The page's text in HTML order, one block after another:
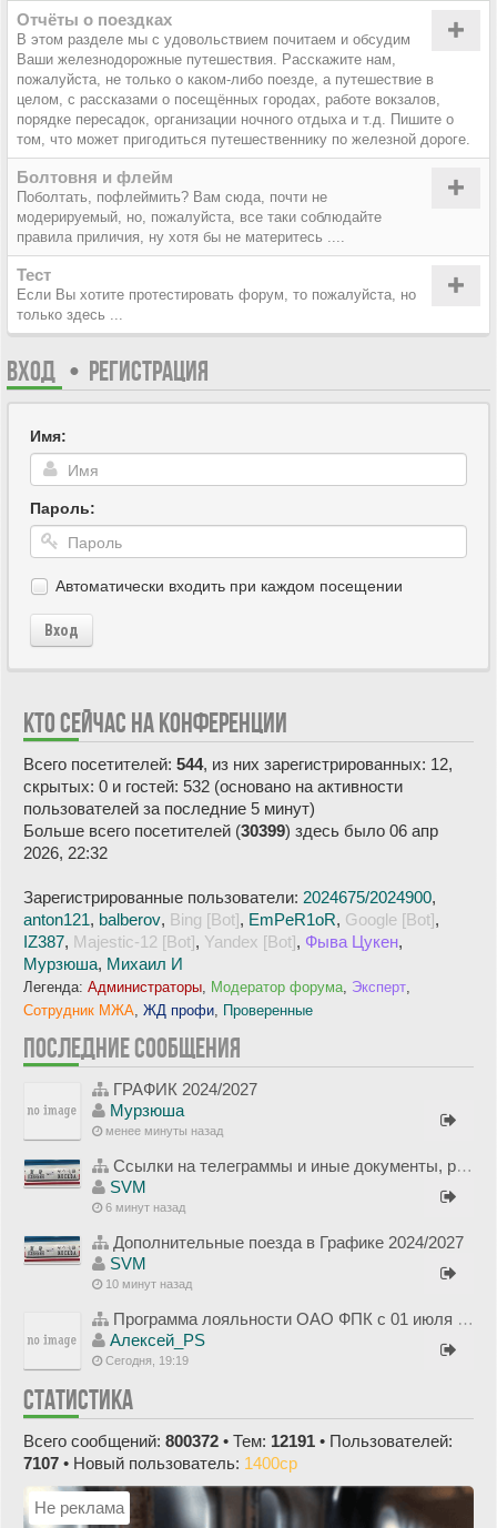
Отчёты о поездках
В этом разделе мы с удовольствием почитаем и обсудим
Ваши железнодорожные путешествия. Расскажите нам,
пожалуйста, не только о каком-либо поезде, а путешествие в
целом, с рассказами о посещённых городах, работе вокзалов,
порядке пересадок, организации ночного отдыха и т.д. Пишите о
том, что может пригодиться путешественнику по железной дороге.
Болтовня и флейм
Поболтать, пофлеймить? Вам сюда, почти не
модерируемый, но, пожалуйста, все таки соблюдайте
правила приличия, ну хотя бы не материтесь ....
Тест
Если Вы хотите протестировать форум, то пожалуйста, но
только здесь ...
ВХОД • РЕГИСТРАЦИЯ
Имя:
Пароль:
Автоматически входить при каждом посещении
Вход
КТО СЕЙЧАС НА КОНФЕРЕНЦИИ
Всего посетителей: 544, из них зарегистрированных: 12,
скрытых: 0 и гостей: 532 (основано на активности
пользователей за последние 5 минут)
Больше всего посетителей (30399) здесь было 06 апр
2026, 22:32
Зарегистрированные пользователи: 2024675/2024900,
anton121, balberov, Bing [Bot], EmPeR1oR, Google [Bot],
IZ387, Majestic-12 [Bot], Yandex [Bot], Фыва Цукен,
Мурзюша, Михаил И
Легенда: Администраторы, Модератор форума, Эксперт,
Сотрудник МЖА, ЖД профи, Проверенные
ПОСЛЕДНИЕ СООБЩЕНИЯ
ГРАФИК 2024/2027
Мурзюша
менее минуты назад
Ссылки на телеграммы и иные документы, регламентирующие ГРАФИК на 2024-2027 годы
SVM
6 минут назад
Дополнительные поезда в Графике 2024/2027
SVM
10 минут назад
Программа лояльности ОАО ФПК с 01 июля 2012 года
Алексей_PS
Сегодня, 19:19
СТАТИСТИКА
Всего сообщений: 800372 • Тем: 12191 • Пользователей:
7107 • Новый пользователь: 1400cp
Не реклама